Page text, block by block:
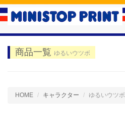
商品一覧 ゆるいウツボ
HOME キャラクター ゆるいウツボ